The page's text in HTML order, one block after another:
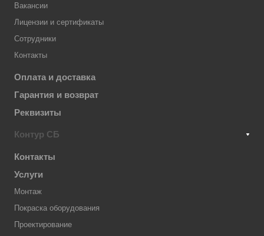
Вакансии
Лицензии и сертификаты
Сотрудники
Контакты
Оплата и доставка
Гарантия и возврат
Реквизиты
Контур СБ
Контакты
Услуги
Монтаж
Покраска оборудования
Проектирование